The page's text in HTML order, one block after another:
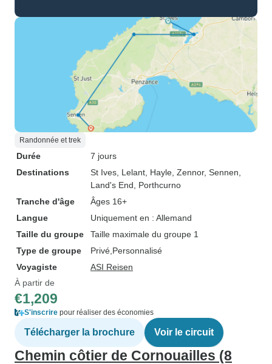
Randonnée et trek
Durée
7 jours
Destinations
St Ives , Lelant , Hayle , Zennor, Sennen
Land's End , Porthcurno
Tranche d'âge
Âges 16+
Langue
Uniquement en : Allemand
Taille du groupe
Taille maximale du groupe 1
Type de groupe
Privé Personnalisé
Voyagiste
ASI Reisen
À partir de
€1,209
S'inscrire pour réaliser des économies
Télécharger la brochure Voir le circuit
Chemin côtier de Cornouailles (8